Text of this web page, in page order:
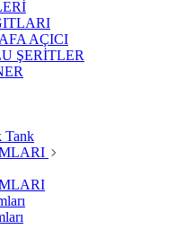
AÇICI
ŞERİTLER
Tank